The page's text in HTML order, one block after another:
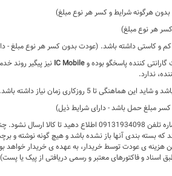
هرگونه شرایط و کسر هر نوع مبلغ)
هر نوع مبلغ)
کم و کاستی داشته باشد. (عودت بدون کسر هر نوع مبلغ -
کننده پاسخگو بوده وIC Mobileنیز پیگیر روند
ندارد.
روزکاری زمان نیاز داشته باشد.
مبلغ حمل باشد - دارای شرایط ذیل)
عودت آن باشید،
که بسته بندی آنها باز نشده باشد و هیچ گونه نوشته و
هزینه ی عودت توسط خریدار، به عهده ی خریدار خواهد
و فاکتورهای معتبر و رسمی دریافتی از پیک یا